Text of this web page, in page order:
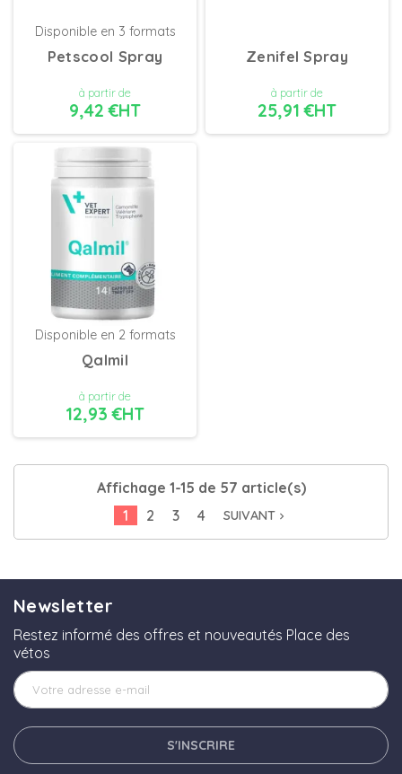
Disponible en 3 formats
Petscool Spray
à partir de
9,42 €HT
DÉTAILS
Zenifel Spray
à partir de
25,91 €HT
Disponible en 2 formats
Qalmil
à partir de
12,93 €HT
Affichage 1-15 de 57 article(s)
1
2 3 4 SUIVANT navigate_next
Newsletter
Restez informé des offres et nouveautés Place des
vétos
S'INSCRIRE